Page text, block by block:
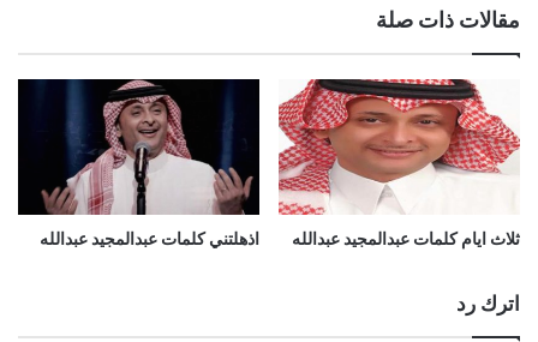
مقالات ذات صلة
ثلاث ايام كلمات عبدالمجيد عبدالله اذهلتني كلمات عبدالمجيد عبدالله
اترك رد